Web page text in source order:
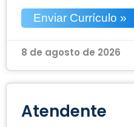
Enviar Currículo »
8 de agosto de 2026
Atendente